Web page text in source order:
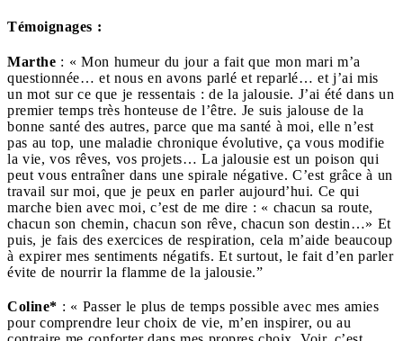
Témoignages :
Marthe : « Mon humeur du jour a fait que mon mari m’a
questionnée… et nous en avons parlé et reparlé… et j’ai mis
un mot sur ce que je ressentais : de la jalousie. J’ai été dans un
premier temps très honteuse de l’être. Je suis jalouse de la
bonne santé des autres, parce que ma santé à moi, elle n’est
pas au top, une maladie chronique évolutive, ça vous modifie
la vie, vos rêves, vos projets… La jalousie est un poison qui
peut vous entraîner dans une spirale négative. C’est grâce à un
travail sur moi, que je peux en parler aujourd’hui. Ce qui
marche bien avec moi, c’est de me dire : « chacun sa route,
chacun son chemin, chacun son rêve, chacun son destin…» Et
puis, je fais des exercices de respiration, cela m’aide beaucoup
à expirer mes sentiments négatifs. Et surtout, le fait d’en parler
évite de nourrir la flamme de la jalousie.”
Coline* : « Passer le plus de temps possible avec mes amies
pour comprendre leur choix de vie, m’en inspirer, ou au